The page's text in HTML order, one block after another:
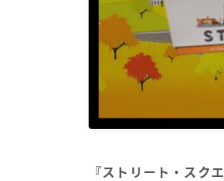
『ストリート・スク